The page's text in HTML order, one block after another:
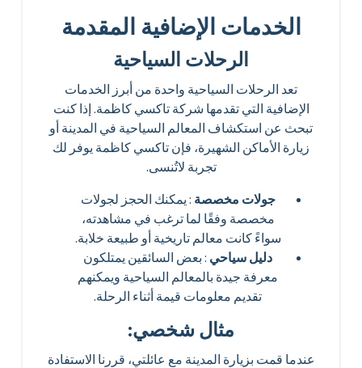
الخدمات الإضافية المقدمة
الرحلات السياحية
تعد الرحلات السياحية واحدة من أبرز الخدمات
الإضافية التي تقدمها شركة تاكسي كاظمة. إذا كنت
تبحث عن استكشاف المعالم السياحية في المدينة أو
زيارة الأماكن الشهيرة، فإن تاكسي كاظمة يوفر لك
تجربة لاتُنسى.
جولات مخصصة: يمكنك الحجز لجولات
مخصصة وفقًا لما ترغب في مشاهدته،
سواءً كانت معالم تاريخية أو طبيعة خلابة.
دليل سياحي: بعض السائقين يمتلكون
معرفة جيدة بالمعالم السياحية ويمكنهم
تقديم معلومات قيمة أثناء الرحلة.
مثال شخصي:
عندما قمت بزيارة المدينة مع عائلتي، قررنا الاستفادة